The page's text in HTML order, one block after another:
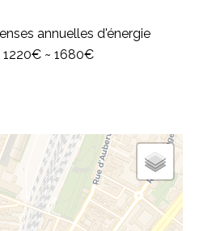
annuelles d'énergie
1220€ ~ 1680€